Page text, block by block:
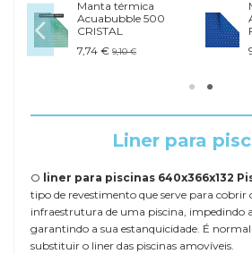
Manta térmica
Acuabubble 500
CRISTAL
7,74 € 9,10 €
Liner para
O liner para piscinas 640x366x132
tipo de revestimento que serve para cobrir
infraestrutura de uma piscina, impedindo
garantindo a sua estanquicidade. É
substituir o liner das piscinas amovíveis.